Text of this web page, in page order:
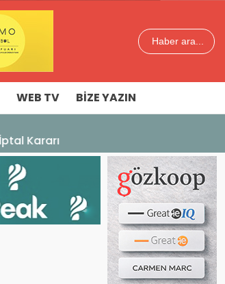
Haber ara...
WEB TV BIZE YAZIN